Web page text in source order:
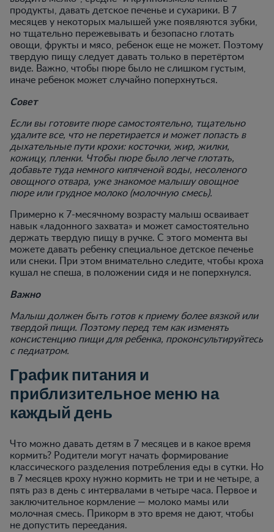
продукты, давать детское печенье и сухарики. В 7
месяцев у некоторых малышей уже появляются зубки,
но тщательно пережевывать и безопасно глотать
овощи, фрукты и мясо, ребенок еще не может. Поэтому
твердую пищу следует давать только в перетёртом
виде. Важно, чтобы пюре было не слишком густым,
иначе ребенок может случайно поперхнуться.
Совет
Если вы готовите пюре самостоятельно, тщательно
удалите все, что не перетирается и может попасть в
дыхательные пути крохи: косточки, жир, жилки,
кожицу, пленки. Чтобы пюре было легче глотать,
добавьте туда немного кипяченой воды, несоленого
овощного отвара, уже знакомое малышу овощное
пюре или грудное молоко (молочную смесь).
Примерно к 7-месячному возрасту малыш осваивает
навык «ладонного захвата» и может самостоятельно
держать твердую пищу в ручке. С этого момента вы
можете давать ребенку специальное детское печенье
или снеки. При этом внимательно следите, чтобы кроха
кушал не спеша, в положении сидя и не поперхнулся.
Важно
Малыш должен быть готов к приему более вязкой или
твердой пищи. Поэтому перед тем как изменять
консистенцию пищи для ребенка, проконсультируйтесь
с педиатром.
График питания и
приблизительное меню на
каждый день
Что можно давать детям в 7 месяцев и в какое время
кормить? Родители могут начать формирование
классического разделения потребления еды в сутки. Но
в 7 месяцев кроху нужно кормить не три и не четыре, а
пять раз в день с интервалами в четыре часа. Первое и
заключительное кормление — молоко мамы или
молочная смесь. Прикорм в это время не дают, чтобы
не допустить переедания.